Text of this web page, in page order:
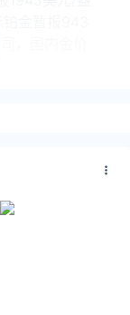
金暂报943
，国内金价
金首饰，也
回收千足金一
日黄金收购价